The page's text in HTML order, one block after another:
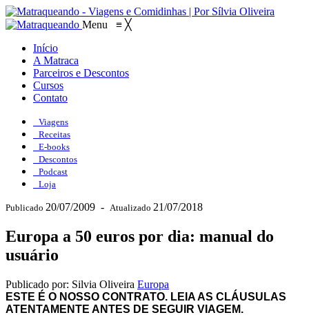
Menu ≡ ╳
Início
A Matraca
Parceiros e Descontos
Cursos
Contato
Viagens
Receitas
E-books
Descontos
Podcast
Loja
Publicado 20/07/2009 - Atualizado 21/07/2018
Europa a 50 euros por dia: manual do
usuário
Publicado por: Silvia Oliveira Europa
ESTE É O NOSSO CONTRATO. LEIA AS CLÁUSULAS
ATENTAMENTE ANTES DE SEGUIR VIAGEM.